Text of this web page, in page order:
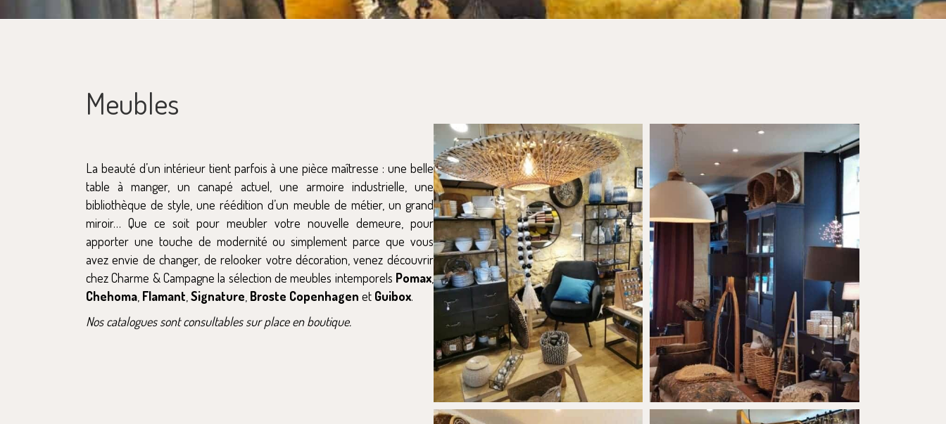
Meubles
La beauté d’un intérieur tient parfois à une pièce maîtresse : une belle
table à manger, un canapé actuel, une armoire industrielle, une
bibliothèque de style, une réédition d’un meuble de métier, un grand
miroir… Que ce soit pour meubler votre nouvelle demeure, pour
apporter une touche de modernité ou simplement parce que vous
avez envie de changer, de relooker votre décoration, venez découvrir
chez Charme & Campagne la sélection de meubles intemporels Pomax,
Chehoma Flamant Signature Broste Copenhagen et Guibox.
Nos catalogues sont consultables sur place en boutique.